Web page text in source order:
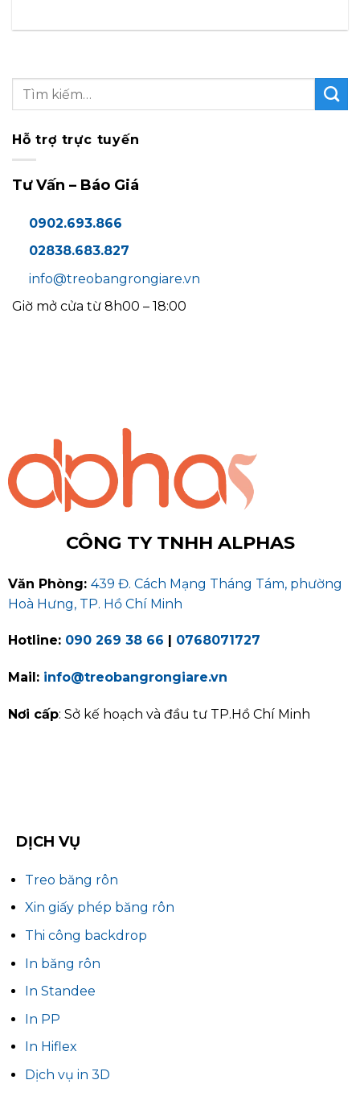
Hỗ trợ trực tuyến
Tư Vấn – Báo Giá
0902.693.866
02838.683.827
info@treobangrongiare.vn
Giờ mở cửa từ 8h00 – 18:00
CÔNG TY TNHH ALPHAS
Văn Phòng: 439 Đ. Cách Mạng Tháng Tám, phường
Hoà Hưng, TP. Hồ Chí Minh
Hotline: 090 269 38 66 0768071727
Mail: info@treobangrongiare.vn
Nơi cấp: Sở kế hoạch và đầu tư TP.Hồ Chí Minh
DỊCH VỤ
Treo băng rôn
Xin giấy phép băng rôn
Thi công backdrop
In băng rôn
In Standee
In PP
In Hiflex
Dịch vụ in 3D